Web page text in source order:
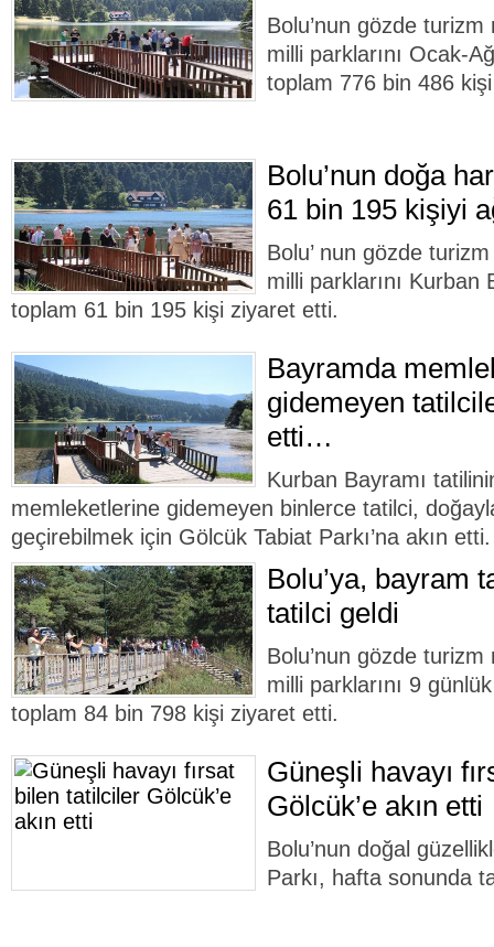
Bolu’nun gözde
milli parklarını Ocak-
toplam 776 bin 486
Bolu’nun doğa
61 bin 195 kişiyi
Bolu’ nun gözde
milli parklarını Kurban
toplam 61 bin 195 kişi ziyaret etti.
Bayramda
gidemeyen
etti…
Kurban Bayramı
memleketlerine gidemeyen binlerce tatilci,
geçirebilmek için Gölcük Tabiat Parkı’na akın etti.
Bolu’ya, bayram
tatilci geldi
Bolu’nun gözde
milli parklarını 9
toplam 84 bin 798 kişi ziyaret etti.
Güneşli havayı
Gölcük’e akın etti
Bolu’nun doğal
Parkı, hafta sonunda